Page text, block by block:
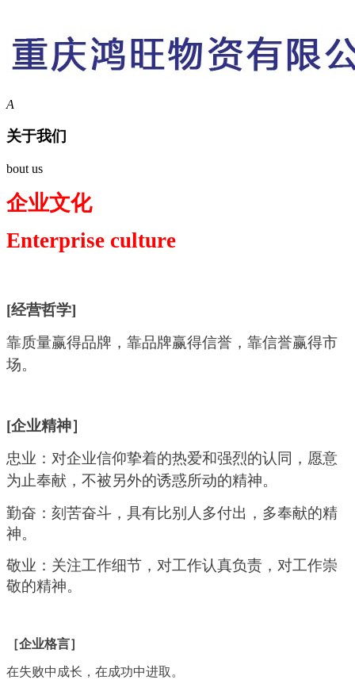
A
关于我们
bout us
企业文化
Enterprise culture
[经营哲学]
靠质量赢得品牌，靠品牌赢得信誉，靠信誉赢得市
场。
[企业精神］
忠业：对企业信仰挚着的热爱和强烈的认同，愿意
为止奉献，不被另外的诱惑所动的精神。
勤奋：刻苦奋斗，具有比别人多付出，多奉献的精
神。
敬业：关注工作细节，对工作认真负责，对工作崇
敬的精神。
［企业格言］
在失败中成长，在成功中进取。